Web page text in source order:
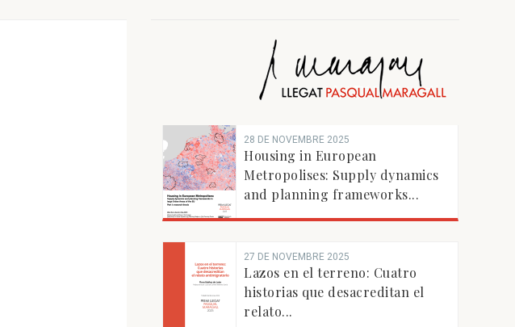
28 DE NOVEMBRE 2025
Housing in European
Metropolises: Supply dynamics
and planning frameworks...
27 DE NOVEMBRE 2025
Lazos en el terreno: Cuatro
historias que desacreditan el
relato...